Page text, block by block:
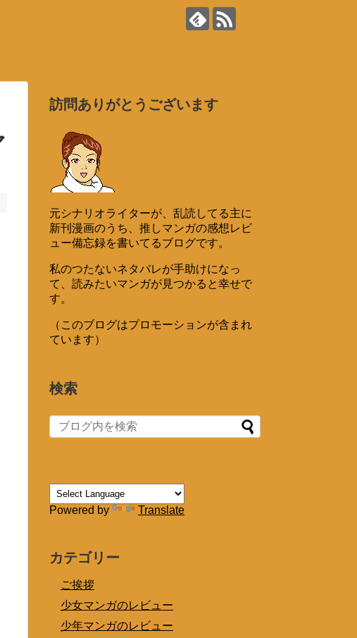
訪問ありがとうございます
元シナリオライターが、乱読してる主に
新刊漫画のうち、推しマンガの感想レビ
ュー備忘録を書いてるブログです。
私のつたないネタバレが手助けになっ
て、読みたいマンガが見つかると幸せで
す。
（このブログはプロモーションが含まれ
ています）
検索
Powered by Translate
カテゴリー
ご挨拶
少女マンガのレビュー
少年マンガのレビュー